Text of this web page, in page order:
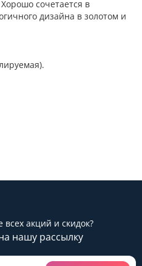
сочетается в
дизайна в золотом и
всех акций и скидок?
нашу рассылку